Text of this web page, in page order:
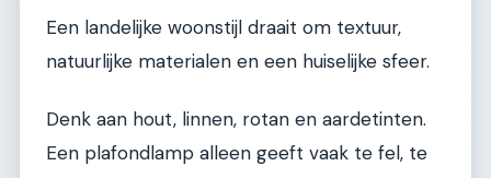
Een landelijke woonstijl draait om textuur,
natuurlijke materialen en een huiselijke sfeer.
Denk aan hout, linnen, rotan en aardetinten.
Een plafondlamp alleen geeft vaak te fel, te